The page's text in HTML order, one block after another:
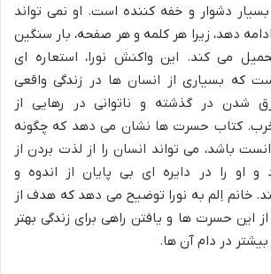
بسیار دشوار و خفه کننده است. او نمی تواند
دهد، زیرا هر کلمه و هر صفحه، بار سنگین
می کند. این واکنش نورا، استعاره ای
که بسیاری از انسان ها در زندگی واقعی
شدن در گذشته و ناتوانی در رهایی از
کتاب حسرت ها نشان می دهد که چگونه
باشد، می تواند انسان را از لذت بردن از
و او را در دایره ای بی پایان از اندوه و
خانم اِلم به نورا توضیح می دهد که هدف از
از این حسرت ها و یافتن راهی برای زندگی بهتر
در دام آن ها.